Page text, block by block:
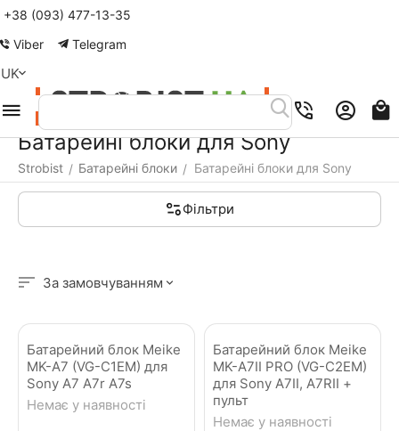
+38 (093) 477-13-35
Viber
Telegram
UK
Батарейні блоки для Sony
Strobist / Батарейні блоки / Батарейні блоки для Sony
Фільтри
За замовчуванням
Батарейний блок Meike
MK-A7 (VG-C1EM) для
Sony A7 A7r A7s
Немає у наявності
Батарейний блок Meike
MK-A7II PRO (VG-C2EM)
для Sony A7II, A7RII +
пульт
Немає у наявності
Меню